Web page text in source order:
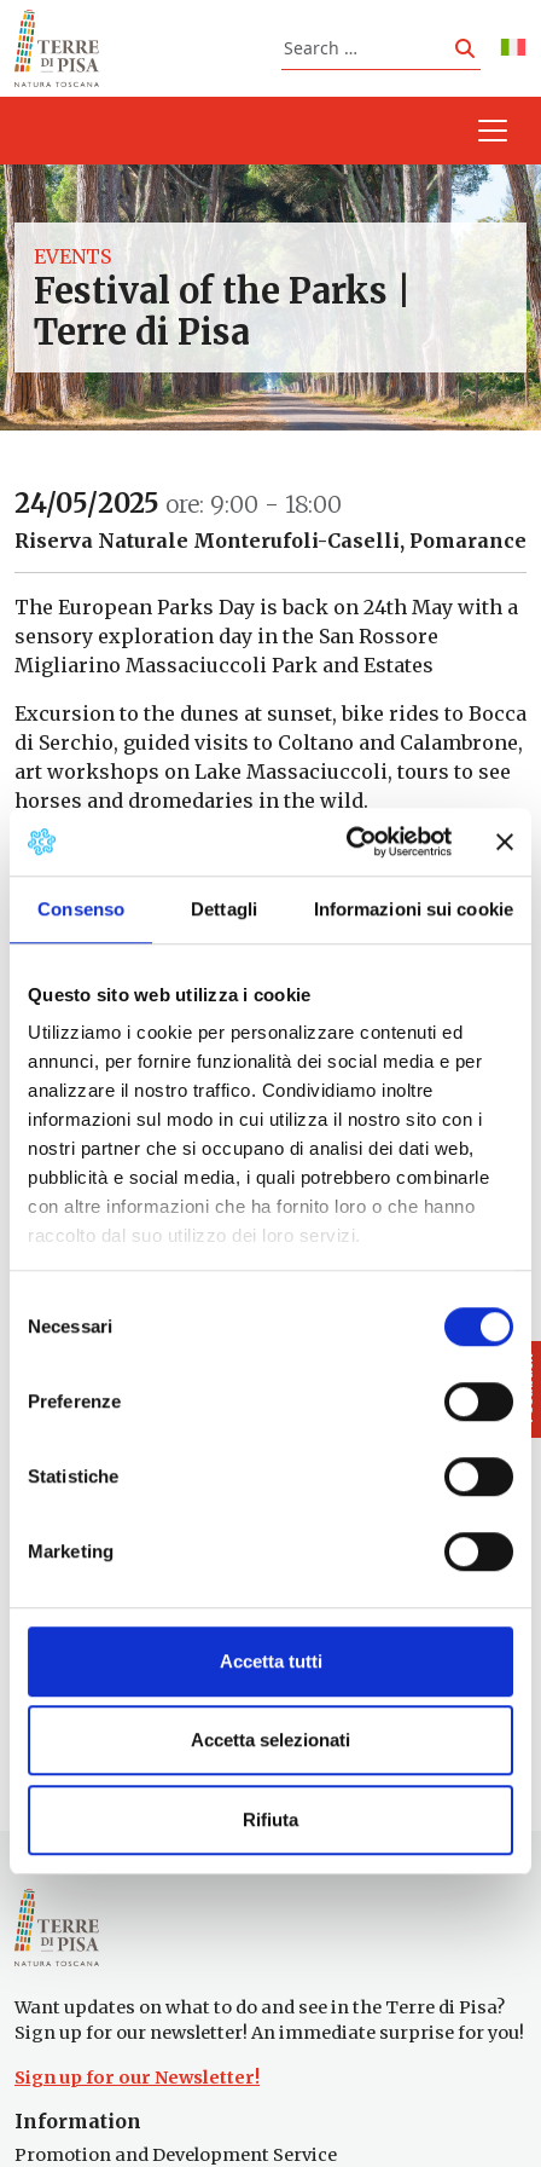
Consenso Dettagli Informazioni sui cookie
Questo sito web utilizza i cookie
Utilizziamo i cookie per personalizzare contenuti ed
annunci, per fornire funzionalità dei social media e per
analizzare il nostro traffico. Condividiamo inoltre
informazioni sul modo in cui utilizza il nostro sito con i
nostri partner che si occupano di analisi dei dati web,
pubblicità e social media, i quali potrebbero combinarle
con altre informazioni che ha fornito loro o che hanno
raccolto dal suo utilizzo dei loro servizi.
delNecessari
Preferenze
Statistiche
Marketing
Accetta tutti
Accetta selezionati
Rifiuta
Skip to content
Search
Search
EVENTS
Festival of the Parks |
Terre di Pisa
24/05/2025 ore: 9:00 - 18:00
Riserva Naturale Monterufoli-Caselli, Pomarance
The European Parks Day is back on 24th May with a
sensory exploration day in the San Rossore
Migliarino Massaciuccoli Park and Estates
Excursion to the dunes at sunset, bike rides to Bocca
di Serchio, guided visits to Coltano and Calambrone,
art workshops on Lake Massaciuccoli, tours to see
horses and dromedaries in the wild.
Program under construction
Info: Santa barbara Riding Center
Want updates on what to do and see in the Terre di Pisa?
Sign up for our newsletter! An immediate surprise for you!
Sign up for our Newsletter!
Information
Promotion and Development Service